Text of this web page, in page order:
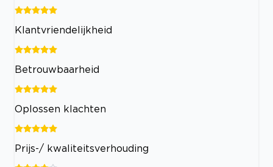
Klantvriendelijkheid
Betrouwbaarheid
Oplossen klachten
Prijs-/ kwaliteitsverhouding